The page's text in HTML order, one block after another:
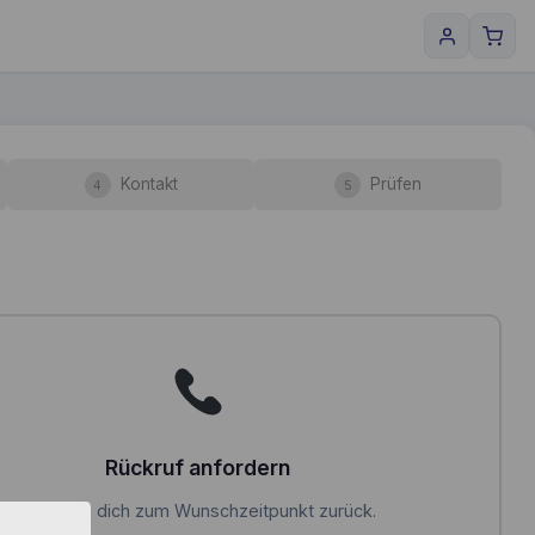
4 Kontakt 5 Prüfen
Rückruf anfordern
Wir rufen dich zum Wunschzeitpunkt zurück.